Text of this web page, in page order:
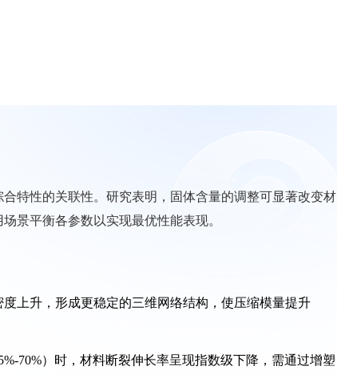
特性的关联性。研究表明，固体含量的调整可显著改变材
景平衡各参数以实现最优性能表现。
上升，形成更稳定的三维网络结构，使压缩模量提升
70%）时，材料断裂伸长率呈现指数级下降，需通过增塑